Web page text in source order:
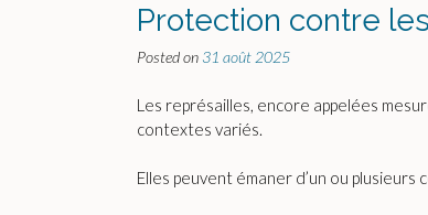
Protection contre
Posted on 31 août 2025
Les représailles, encore appelées
contextes variés.
Elles peuvent émaner d’un ou